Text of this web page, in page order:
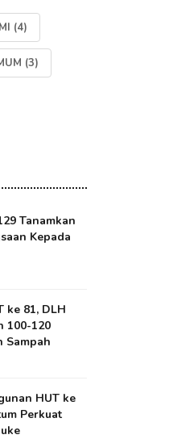
(4)
(3)
Tanamkan
Kepada
ke 81, DLH
100-120
Sampah
HUT ke
Perkuat